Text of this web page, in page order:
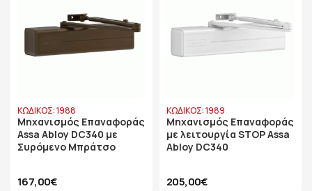
ΚΩΔΙΚΟΣ: 1988
Μηχανισμός Επαναφοράς
Assa Abloy DC340 με
Συρόμενο Μπράτσο
167,00€
ΚΩΔΙΚΟΣ: 1989
Μηχανισμός Επαναφοράς
με λειτουργία STOP Assa
Abloy DC340
205,00€